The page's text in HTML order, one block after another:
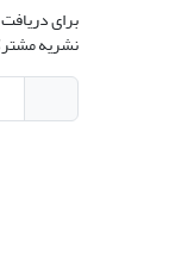
برای
نشریه